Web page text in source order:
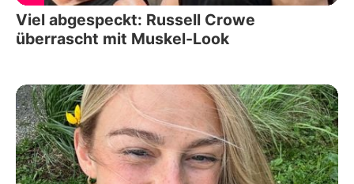
Viel abgespeckt: Russell Crowe
überrascht mit Muskel-Look